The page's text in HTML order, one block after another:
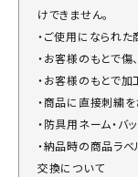
けできません。
・ご使用になられた
・お客様のもとで傷
・お客様のもとで加
・商品に直接刺繍を
・防具用ネーム・バ
・納品時の商品ラ
交換について